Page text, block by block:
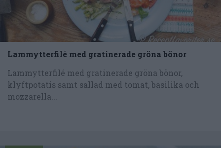
Lammytterfilé med gratinerade gröna bönor
Lammytterfilé med gratinerade gröna bönor,
klyftpotatis samt sallad med tomat, basilika och
mozzarella...